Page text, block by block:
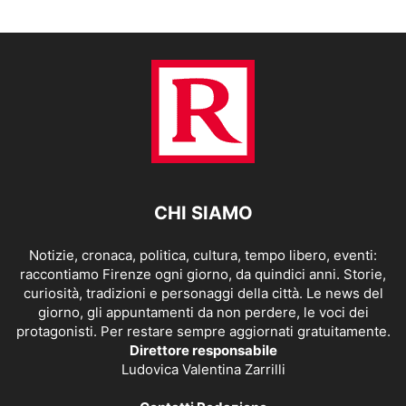
CHI SIAMO
Notizie, cronaca, politica, cultura, tempo libero, eventi:
raccontiamo Firenze ogni giorno, da quindici anni. Storie,
curiosità, tradizioni e personaggi della città. Le news del
giorno, gli appuntamenti da non perdere, le voci dei
protagonisti. Per restare sempre aggiornati gratuitamente.
Direttore responsabile
Ludovica Valentina Zarrilli